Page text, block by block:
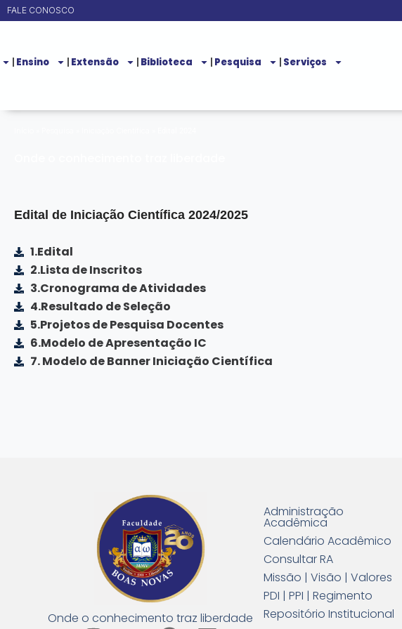
conteúdo
FALE CONOSCO
Ensino Extensão Biblioteca Pesquisa Serviços
Edital de Iniciação Científica 2024/2025
1.Edital
2.Lista de Inscritos
3.Cronograma de Atividades
4.Resultado de Seleção
5.Projetos de Pesquisa Docentes
6.Modelo de Apresentação IC
7. Modelo de Banner Iniciação Científica
Onde o conhecimento traz liberdade
Administração
Acadêmica
Calendário Acadêmico
Consultar RA
Missão | Visão | Valores
PDI | PPI | Regimento
Repositório Institucional